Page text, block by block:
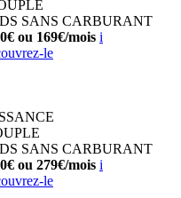
SANS CARBURANT
ou 169€/mois i
le
SANS CARBURANT
ou 279€/mois i
le